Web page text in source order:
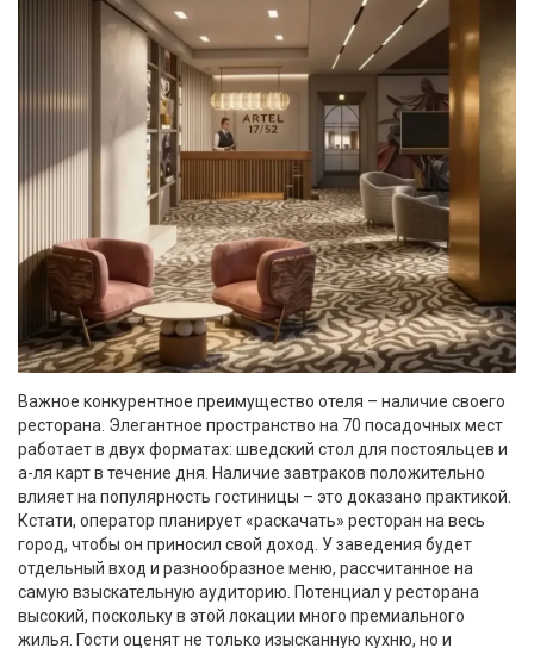
Важное конкурентное преимущество отеля – наличие своего
ресторана. Элегантное пространство на 70 посадочных мест
работает в двух форматах: шведский стол для постояльцев и
а-ля карт в течение дня. Наличие завтраков положительно
влияет на популярность гостиницы – это доказано практикой.
Кстати, оператор планирует «раскачать» ресторан на весь
город, чтобы он приносил свой доход. У заведения будет
отдельный вход и разнообразное меню, рассчитанное на
самую взыскательную аудиторию. Потенциал у ресторана
высокий, поскольку в этой локации много премиального
жилья. Гости оценят не только изысканную кухню, но и